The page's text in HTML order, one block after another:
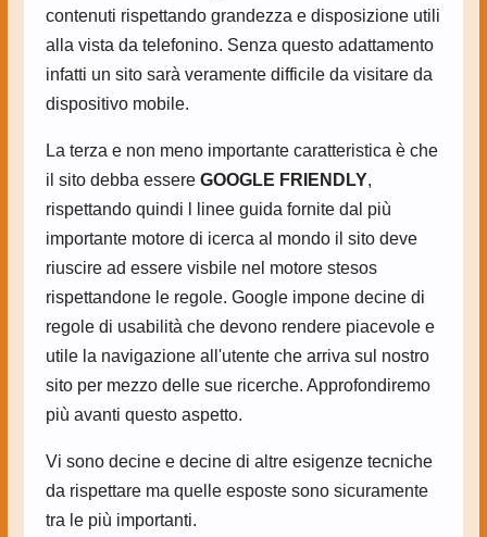
contenuti rispettando grandezza e disposizione utili
alla vista da telefonino. Senza questo adattamento
infatti un sito sarà veramente difficile da visitare da
dispositivo mobile.
La terza e non meno importante caratteristica è che
il sito debba essere GOOGLE FRIENDLY,
rispettando quindi l linee guida fornite dal più
importante motore di icerca al mondo il sito deve
riuscire ad essere visbile nel motore stesos
rispettandone le regole. Google impone decine di
regole di usabilità che devono rendere piacevole e
utile la navigazione all'utente che arriva sul nostro
sito per mezzo delle sue ricerche. Approfondiremo
più avanti questo aspetto.
Vi sono decine e decine di altre esigenze tecniche
da rispettare ma quelle esposte sono sicuramente
tra le più importanti.